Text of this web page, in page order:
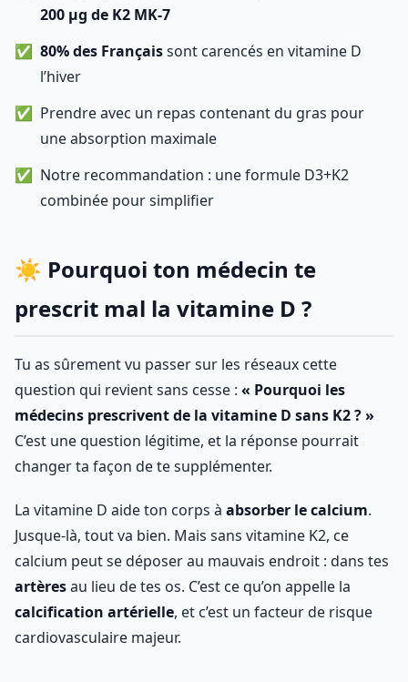
200 µg de K2 MK-7
80% des Françaissont carencés en vitamine D
l’hiver
Prendre avec un repas contenant du gras pour
une absorption maximale
Notre recommandation : une formule D3+K2
combinée pour simplifier
☀️ Pourquoi ton médecin te
prescrit mal la vitamine D ?
Tu as sûrement vu passer sur les réseaux cette
question qui revient sans cesse : « Pourquoi les
médecins prescrivent de la vitamine D sans K2 ? »
C’est une question légitime, et la réponse pourrait
changer ta façon de te supplémenter.
La vitamine D aide ton corps à absorber le calcium.
Jusque-là, tout va bien. Mais sans vitamine K2, ce
calcium peut se déposer au mauvais endroit : dans tes
artèresau lieu de tes os. C’est ce qu’on appelle la
calcification artérielle, et c’est un facteur de risque
cardiovasculaire majeur.